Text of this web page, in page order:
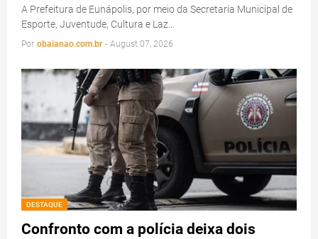
A Prefeitura de Eunápolis, por meio da Secretaria Municipal de
Esporte, Juventude, Cultura e Laz…
Por obaianao.com.br - August 07, 2026
DESTAQUE
Confronto com a polícia deixa dois